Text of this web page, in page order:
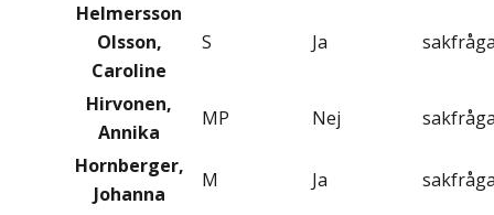
Helmersson
Olsson,
Caroline
S Ja
Hirvonen,
Annika
MP Nej
Hornberger,
Johanna
M Ja